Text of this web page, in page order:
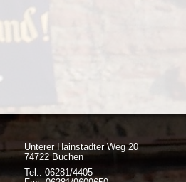
Unterer Hainstadter Weg 20
74722 Buchen
Tel.: 06281/4405